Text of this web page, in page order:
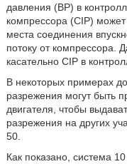
давления (BP) в
компрессора (CIP)
места соединения
потоку от компрессора.
касательно CIP в
В некоторых примерах
разрежения могут быть
двигателя, чтобы
разрежения на других
50.
Как показано, система